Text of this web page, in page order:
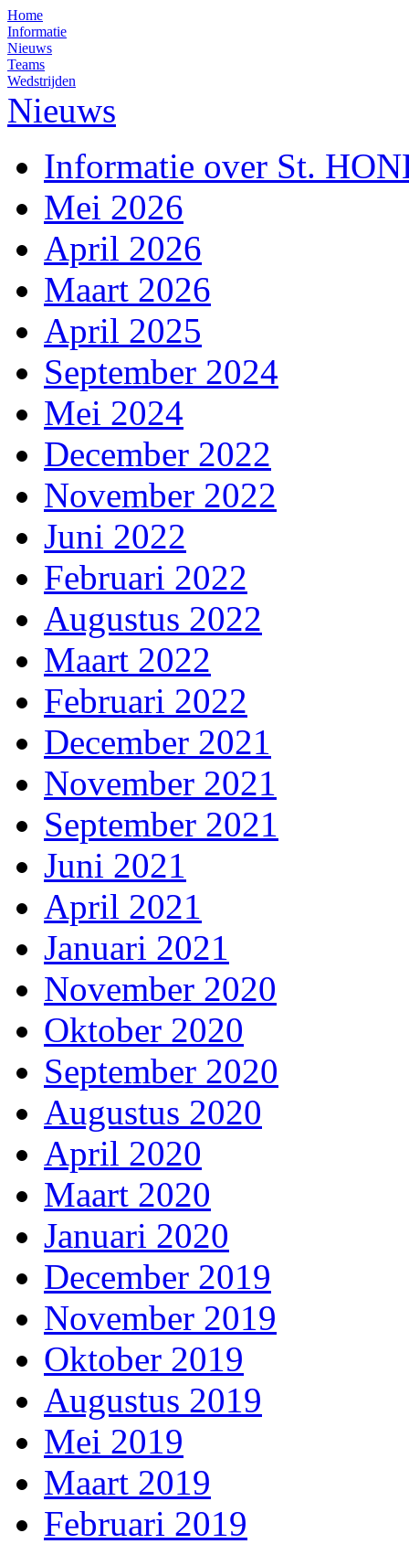
Home
Informatie
Nieuws
Teams
Wedstrijden
Nieuws
Informatie over St.
Mei 2026
April 2026
Maart 2026
April 2025
September 2024
Mei 2024
December 2022
November 2022
Juni 2022
Februari 2022
Augustus 2022
Maart 2022
Februari 2022
December 2021
November 2021
September 2021
Juni 2021
April 2021
Januari 2021
November 2020
Oktober 2020
September 2020
Augustus 2020
April 2020
Maart 2020
Januari 2020
December 2019
November 2019
Oktober 2019
Augustus 2019
Mei 2019
Maart 2019
Februari 2019